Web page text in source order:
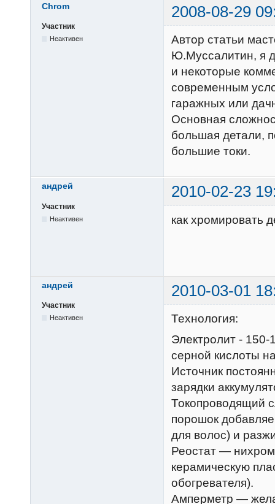
Chrom 2008-08-29
Участник
Неактивен
Автор статьи
Ю.Муссалитин, я
и некоторые
современным
гаражных или
Основная
большая детали,
большие токи.
андрей 2010-02-23
Участник
Неактивен как хромировать
андрей 2010-03-01
Участник
Неактивен
Технология:
Электролит - 150-
серной кислоты
Источник
зарядки
Токопроводящий
порошок
для волос) и
Реостат —
керамическую
обогревателя).
Амперметр —